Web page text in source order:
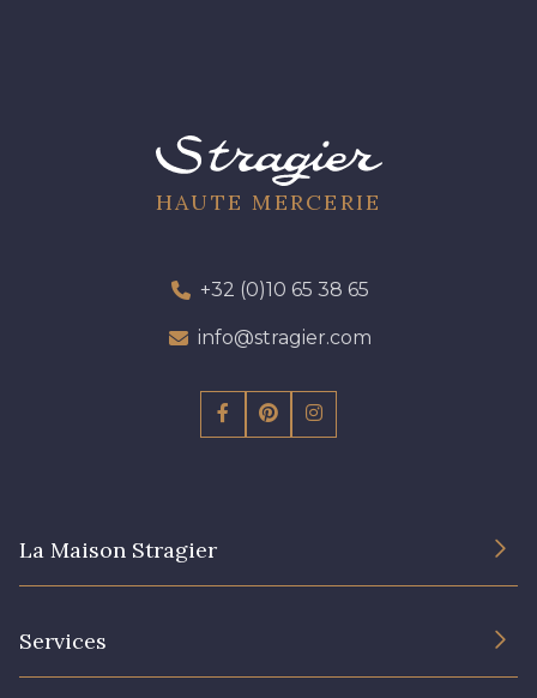
HAUTE MERCERIE
+32 (0)10 65 38 65
info@stragier.com
La Maison Stragier
Services